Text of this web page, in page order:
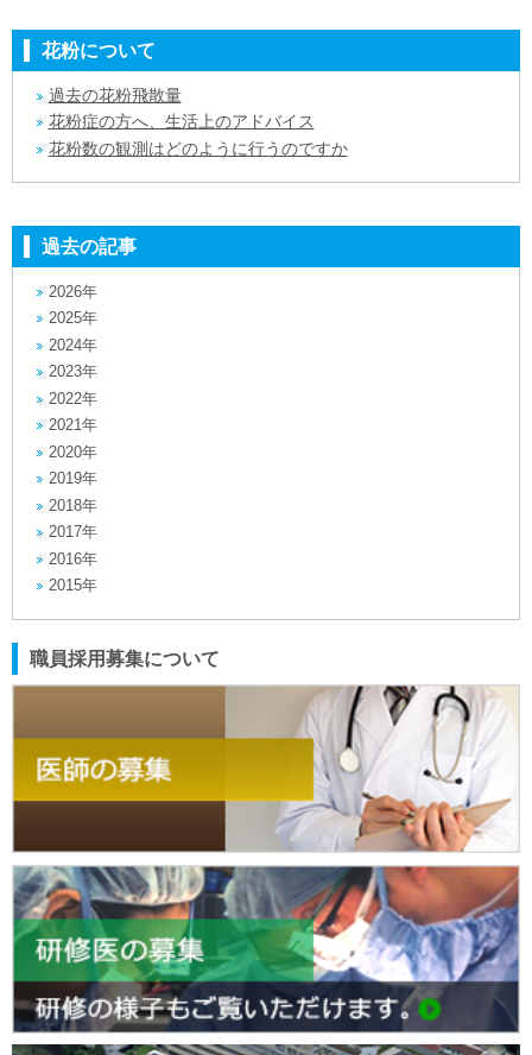
花粉について
過去の花粉飛散量
花粉症の方へ、生活上のアドバイス
花粉数の観測はどのように行うのですか
過去の記事
2026年
2025年
2024年
2023年
2022年
2021年
2020年
2019年
2018年
2017年
2016年
2015年
職員採用募集について